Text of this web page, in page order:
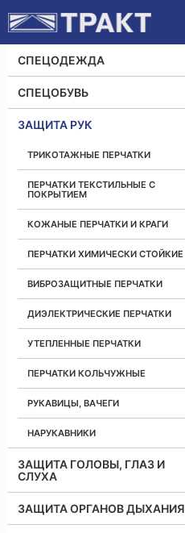
СПЕЦОДЕЖДА
СПЕЦОБУВЬ
ЗАЩИТА РУК
ТРИКОТАЖНЫЕ ПЕРЧАТКИ
ПЕРЧАТКИ ТЕКСТИЛЬНЫЕ С
ПОКРЫТИЕМ
КОЖАНЫЕ ПЕРЧАТКИ И КРАГИ
ПЕРЧАТКИ ХИМИЧЕСКИ СТОЙКИЕ
ВИБРОЗАЩИТНЫЕ ПЕРЧАТКИ
ДИЭЛЕКТРИЧЕСКИЕ ПЕРЧАТКИ
УТЕПЛЕННЫЕ ПЕРЧАТКИ
ПЕРЧАТКИ КОЛЬЧУЖНЫЕ
РУКАВИЦЫ, ВАЧЕГИ
НАРУКАВНИКИ
ЗАЩИТА ГОЛОВЫ, ГЛАЗ И
СЛУХА
ЗАЩИТА ОРГАНОВ ДЫХАНИЯ